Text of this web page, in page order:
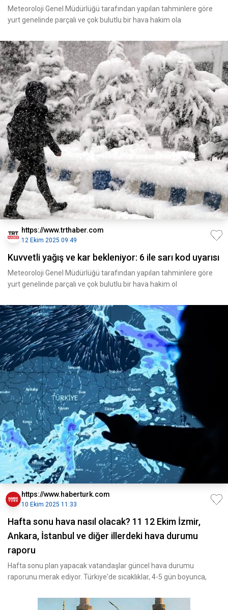
Meteoroloji Genel Müdürlüğü tarafından yapılan tahminlere göre
yurt genelinde parçalı ve çok bulutlu bir hava hakim ola
https://www.trthaber.com
12 Ekim 2025 09:49
Kuvvetli yağış ve kar bekleniyor: 6 ile sarı kod uyarısı
Meteoroloji Genel Müdürlüğü tarafından yapılan tahminlere göre
yurt genelinde parçalı ve çok bulutlu bir hava hakim ol
https://www.haberturk.com
10 Ekim 2025 11:33
Hafta sonu hava nasıl olacak? 11 12 Ekim İzmir,
Ankara, İstanbul ve diğer illerdeki hava durumu
raporu
Hafta sonu plan yapacak vatandaşlar güncel hava durumu
raporunu merak ediyor. Türkiye'de sıcaklıklar, 4-5 gün boyunca,